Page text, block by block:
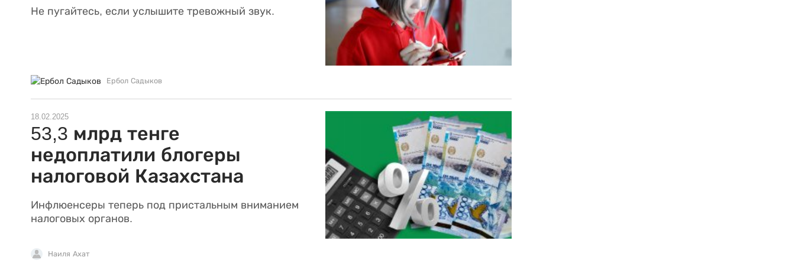
Не пугайтесь, если услышите тревожный звук.
Ербол Садыков
18.02.2025
53,3 млрд тенге
недоплатили блогеры
налоговой Казахстана
Инфлюенсеры теперь под пристальным вниманием
налоговых органов.
Наиля Ахат